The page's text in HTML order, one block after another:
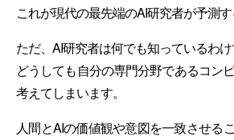
これが現代の最先端のAI研究者が予測す
ただ、AI研究者は何でも知っているわけ
どうしても自分の専門分野であるコン
考えてしまいます。
人間とAIの価値観や意図を一致させる